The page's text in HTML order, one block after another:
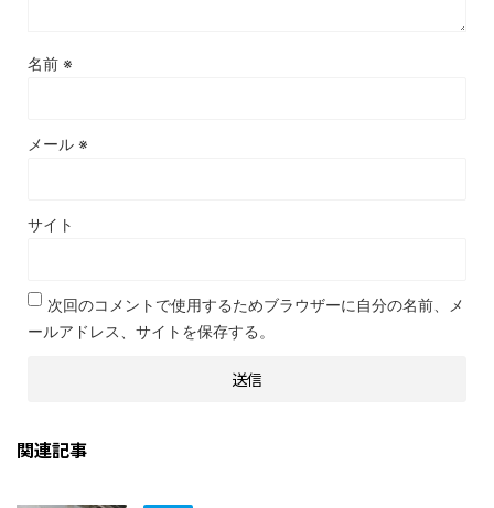
名前 ※
メール ※
サイト
次回のコメントで使用するためブラウザーに自分の名前、メ
ールアドレス、サイトを保存する。
関連記事